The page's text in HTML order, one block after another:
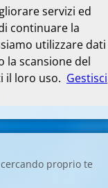
proprio te
servizi ed
continuare la
utilizzare dati
la scansione del
il loro uso. Gestisci